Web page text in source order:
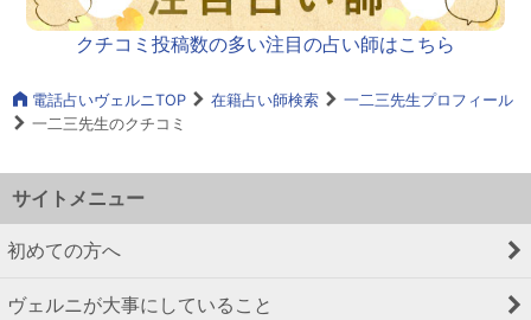
クチコミ投稿数の多い注目の占い師はこちら
電話占いヴェルニTOP 在籍占い師検索
一二三先生プロフィール
一二三先生のクチコミ
サイトメニュー
初めての方へ
ヴェルニが大事にしていること